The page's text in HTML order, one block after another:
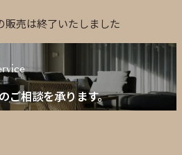
販売は終了いたしました
ご相談を承ります。